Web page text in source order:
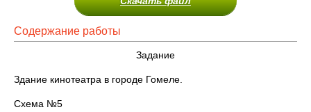
Содержание работы
Задание
Здание кинотеатра в городе Гомеле.
Схема №5